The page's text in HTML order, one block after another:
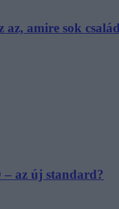
amire sok
– az új standard?